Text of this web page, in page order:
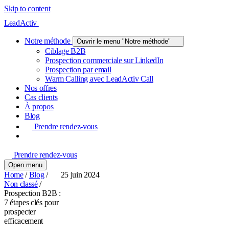
Skip to content
LeadActiv
Notre méthode Ouvrir le menu "Notre méthode"
Ciblage B2B
Prospection commerciale sur LinkedIn
Prospection par email
Warm Calling avec LeadActiv Call
Nos offres
Cas clients
À propos
Blog
Prendre rendez-vous
Prendre rendez-vous
Open menu
Home/Blog/
Non classé/
Prospection B2B :
7 étapes clés pour
prospecter
efficacement
25 juin 2024